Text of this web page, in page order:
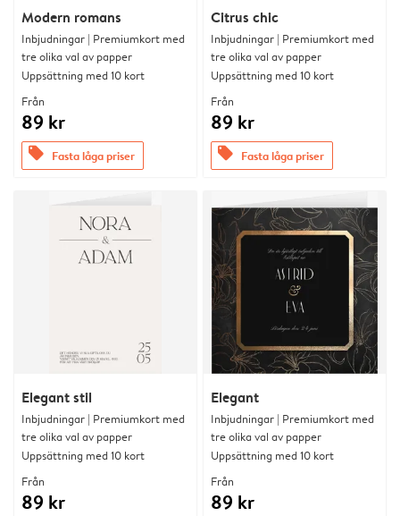
Modern romans
Inbjudningar | Premiumkort med
tre olika val av papper
Uppsättning med 10 kort
Från
89 kr
offers Fasta låga priser
Citrus chic
Inbjudningar | Premiumkort med
tre olika val av papper
Uppsättning med 10 kort
Från
89 kr
offers Fasta låga priser
Elegant stil
Inbjudningar | Premiumkort med
tre olika val av papper
Uppsättning med 10 kort
Från
89 kr
Elegant
Inbjudningar | Premiumkort med
tre olika val av papper
Uppsättning med 10 kort
Från
89 kr